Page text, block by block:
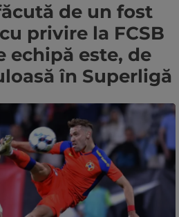
de un fost
privire la FCSB
echipă este, de
în Superligă